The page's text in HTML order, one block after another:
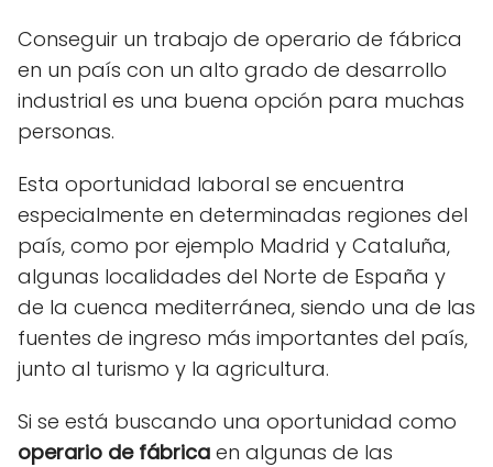
Conseguir un trabajo de operario de fábrica
en un país con un alto grado de desarrollo
industrial es una buena opción para muchas
personas.
Esta oportunidad laboral se encuentra
especialmente en determinadas regiones del
país, como por ejemplo Madrid y Cataluña,
algunas localidades del Norte de España y
de la cuenca mediterránea, siendo una de las
fuentes de ingreso más importantes del país,
junto al turismo y la agricultura.
Si se está buscando una oportunidad como
operario de fábrica en algunas de las